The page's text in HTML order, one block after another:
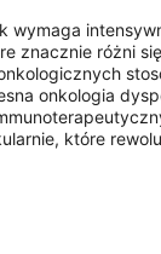
wymaga
znacznie różni
onkologia
które